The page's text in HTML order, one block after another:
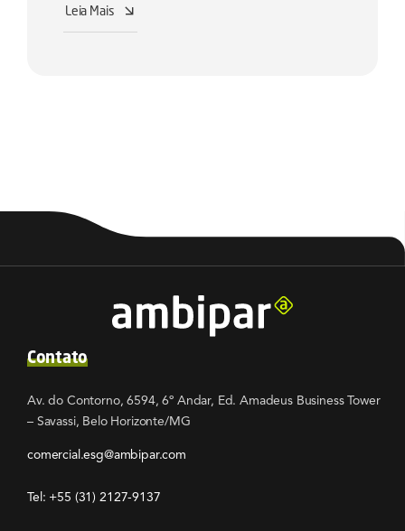
Leia Mais
Contato
Av. do Contorno, 6594, 6º Andar, Ed. Amadeus Business Tower
– Savassi, Belo Horizonte/MG
comercial.esg@ambipar.com
Tel: +55 (31) 2127-9137